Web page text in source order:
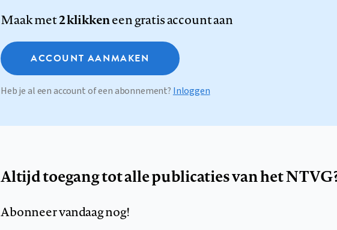
Maak met2 klikkeneen gratis account aan
ACCOUNT AANMAKEN
Heb je al een account of een abonnement? Inloggen
Altijd toegang tot alle publicaties van het
Abonneer vandaag nog!